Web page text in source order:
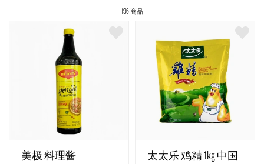
196 商品
美极 料理酱
太太乐 鸡精 1kg 中国